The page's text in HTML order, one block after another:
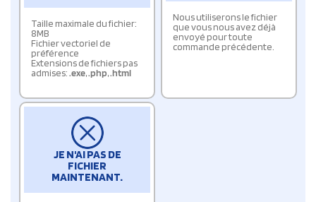
Taille maximale du fichier:
8MB
Fichier vectoriel de
préférence
Extensions de fichiers pas
admises:.exe,.php,.html
Nous utiliserons le fichier
que vous nous avez déjà
envoyé pour toute
commande précédente.
JE N'AI PAS DE
FICHIER
MAINTENANT.